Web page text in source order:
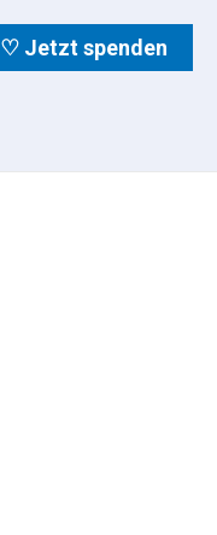
♡ Jetzt spenden